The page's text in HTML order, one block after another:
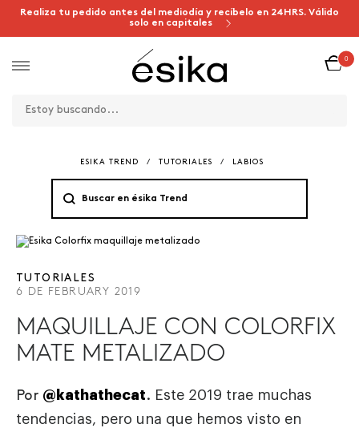
Realiza tu pedido antes del mediodía y recíbelo en 24HRS. Válido
solo en capitales
0
ESIKA TREND / TUTORIALES / LABIOS
TUTORIALES
6 DE FEBRUARY 2019
MAQUILLAJE CON COLORFIX
MATE METALIZADO
Por @kathathecat. Este 2019 trae muchas
tendencias, pero una que hemos visto en